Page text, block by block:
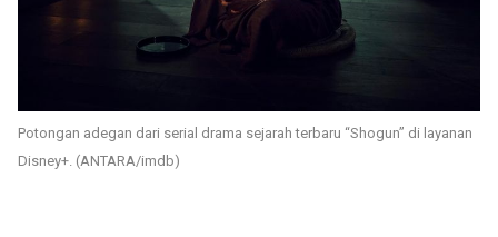
Potongan adegan dari serial drama sejarah terbaru “Shogun” di layanan
Disney+. (ANTARA/imdb)